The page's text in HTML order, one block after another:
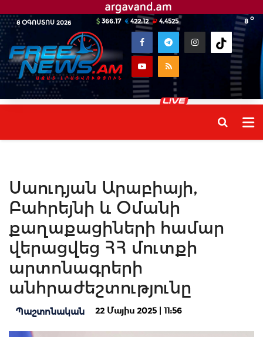
8 ՕԳՈՍՏՈՍ 2026 8 o
366.17 422.12 4.4525
Սաուդյան Արաբիայի,
Բահրեյնի և Օմանի
քաղաքացիների համար
վերացվեց ՀՀ մուտքի
արտոնագրերի
անհրաժեշտությունը
Պաշտոնական 22 Մայիս 2025 | 11:56